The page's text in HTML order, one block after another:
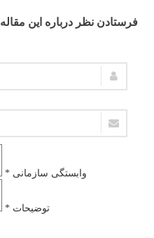
فرستادن نظر درباره این مقاله
وابستگی سازمانی *
توضیحات *